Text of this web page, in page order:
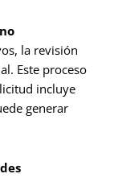
la revisión
Este proceso
incluye
generar